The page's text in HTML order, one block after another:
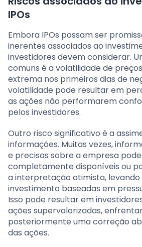
IPOs
Embora IPOs possam ser
inerentes associados ao
investidores devem considerar.
comuns é a volatilidade de
extrema nos primeiros dias de
volatilidade pode resultar em
as ações não performarem
pelos investidores.
Outro risco significativo é a
informações. Muitas vezes,
e precisas sobre a empresa
completamente disponíveis ou
a interpretação otimista, levando
investimento baseadas em
Isso pode resultar em
ações supervalorizadas,
posteriormente uma correção
das ações.